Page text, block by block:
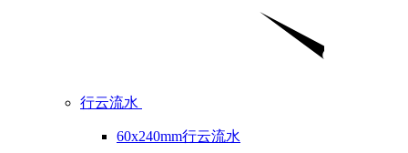
行云流水
60x240mm行云流水